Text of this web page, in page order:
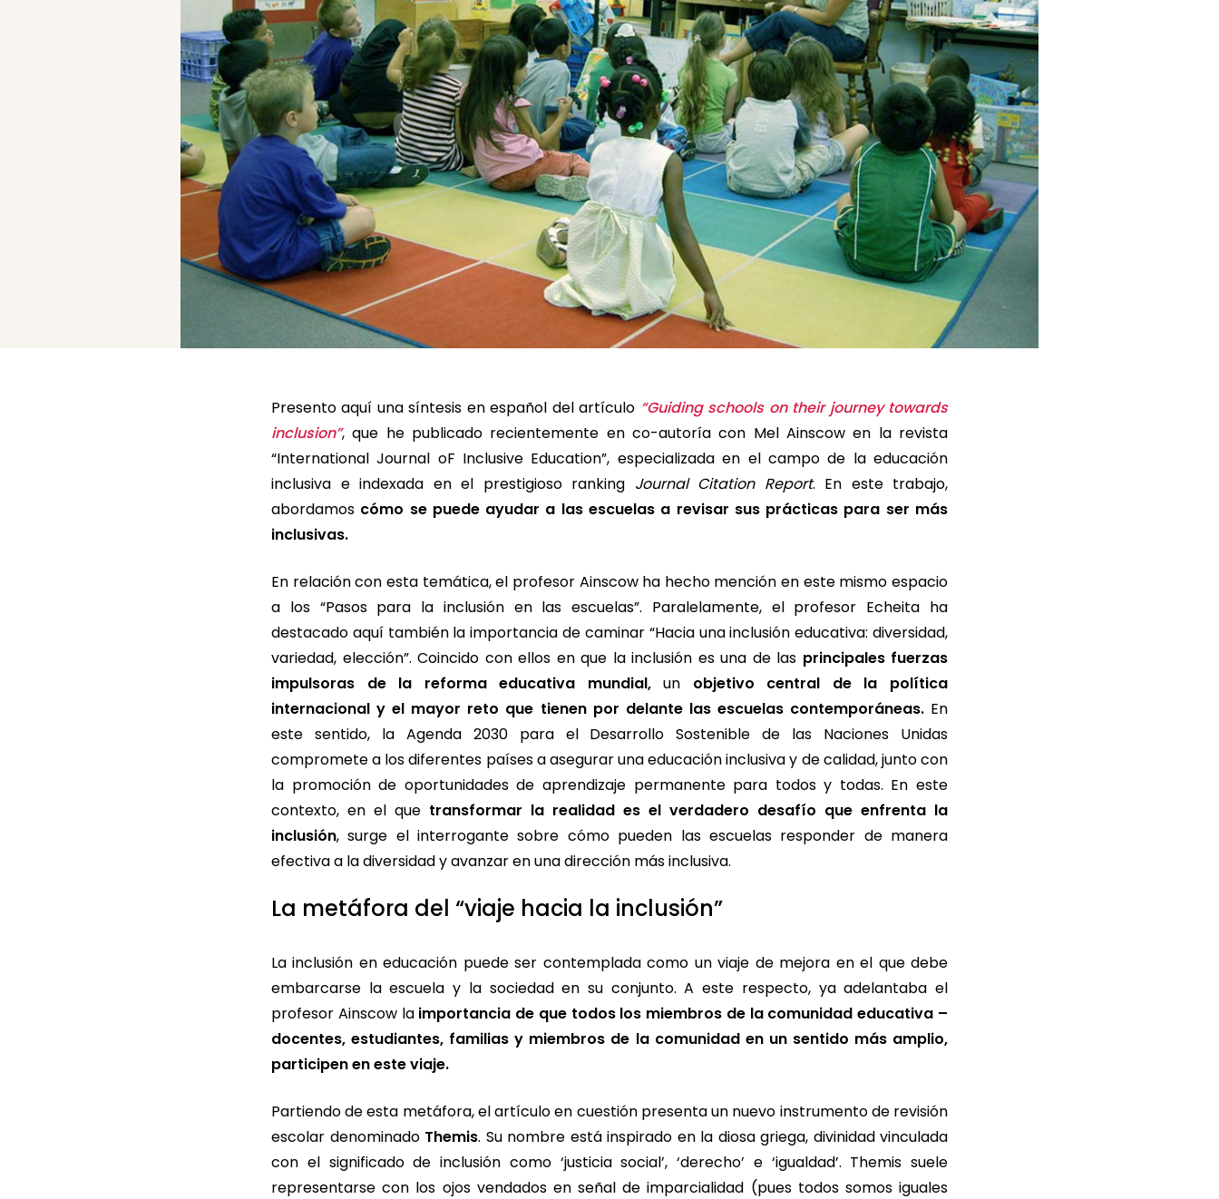
Presento aquí una síntesis en español del artículo “Guiding schools on their journey towards
inclusion”, que he publicado recientemente en co-autoría con Mel Ainscow en la revista
“International Journal oF Inclusive Education”, especializada en el campo de la educación
inclusiva e indexada en el prestigioso ranking Journal Citation Report. En este trabajo,
abordamos cómo se puede ayudar a las escuelas a revisar sus prácticas para ser más
inclusivas.
En relación con esta temática, el profesor Ainscow ha hecho mención en este mismo espacio
a los “Pasos para la inclusión en las escuelas”. Paralelamente, el profesor Echeita ha
destacado aquí también la importancia de caminar “Hacia una inclusión educativa: diversidad,
variedad, elección”. Coincido con ellos en que la inclusión es una de las principales fuerzas
impulsoras de la reforma educativa mundial,un objetivo central de la política
internacional y el mayor reto que tienen por delante las escuelas contemporáneas.En
este sentido, la Agenda 2030 para el Desarrollo Sostenible de las Naciones Unidas
compromete a los diferentes países a asegurar una educación inclusiva y de calidad, junto con
la promoción de oportunidades de aprendizaje permanente para todos y todas. En este
contexto, en el que transformar la realidad es el verdadero desafío que enfrenta la
inclusión, surge el interrogante sobre cómo pueden las escuelas responder de manera
efectiva a la diversidad y avanzar en una dirección más inclusiva.
La metáfora del “viaje hacia la inclusión”
La inclusión en educación puede ser contemplada como un viaje de mejora en el que debe
embarcarse la escuela y la sociedad en su conjunto. A este respecto, ya adelantaba el
profesor Ainscow laimportancia de que todos los miembros de la comunidad educativa –
docentes, estudiantes, familias y miembros de la comunidad en un sentido más amplio,
participen en este viaje.
Partiendo de esta metáfora, el artículo en cuestión presenta un nuevo instrumento de revisión
escolar denominado Themis. Su nombre está inspirado en la diosa griega, divinidad vinculada
con el significado de inclusión como ‘justicia social’, ‘derecho’ e ‘igualdad’. Themis suele
representarse con los ojos vendados en señal de imparcialidad (pues todos somos iguales